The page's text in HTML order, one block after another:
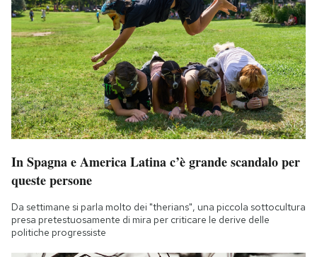
In Spagna e America Latina c’è grande scandalo per
queste persone
Da settimane si parla molto dei "therians", una piccola sottocultura
presa pretestuosamente di mira per criticare le derive delle
politiche progressiste